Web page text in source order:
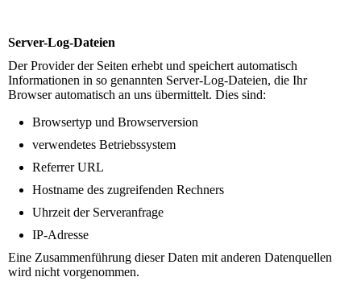
Server-Log-Dateien
Der Provider der Seiten erhebt und speichert automatisch
Informationen in so genannten Server-Log-Dateien, die Ihr
Browser automatisch an uns übermittelt. Dies sind:
Browsertyp und Browserversion
verwendetes Betriebssystem
Referrer URL
Hostname des zugreifenden Rechners
Uhrzeit der Serveranfrage
IP-Adresse
Eine Zusammenführung dieser Daten mit anderen Datenquellen
wird nicht vorgenommen.